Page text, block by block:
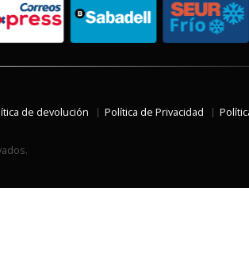
de devolución Política de Privacidad